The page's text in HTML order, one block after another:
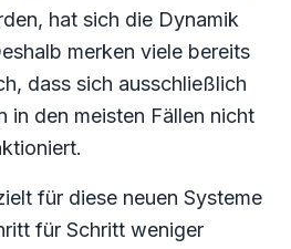
hat sich die Dynamik
merken viele bereits
dass sich ausschließlich
in den meisten Fällen nicht
für diese neuen Systeme
für Schritt weniger